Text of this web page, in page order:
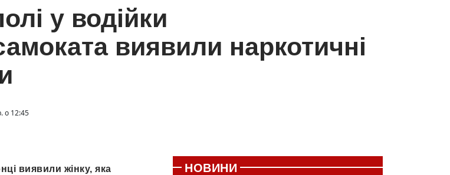
у водійки
виявили наркотичні
о 12:45
виявили жінку, яка
НОВИНИ